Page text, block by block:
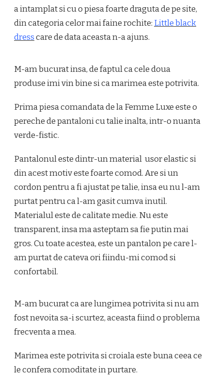
a intamplat si cu o piesa foarte draguta de pe site,
din categoria celor mai faine rochite: Little black
dresscare de data aceasta n-a ajuns.
M-am bucurat insa, de faptul ca cele doua
produse imi vin bine si ca marimea este potrivita.
Prima piesa comandata de la Femme Luxe este o
pereche de pantaloni cu talie inalta, intr-o nuanta
verde-fistic.
Pantalonul este dintr-un material usor elastic si
din acest motiv este foarte comod. Are si un
cordon pentru a fi ajustat pe talie, insa eu nu l-am
purtat pentru ca l-am gasit cumva inutil.
Materialul este de calitate medie. Nu este
transparent, insa ma asteptam sa fie putin mai
gros. Cu toate acestea, este un pantalon pe care l-
am purtat de cateva ori fiindu-mi comod si
confortabil.
M-am bucurat ca are lungimea potrivita si nu am
fost nevoita sa-i scurtez, aceasta fiind o problema
frecventa a mea.
Marimea este potrivita si croiala este buna ceea ce
le confera comoditate in purtare.